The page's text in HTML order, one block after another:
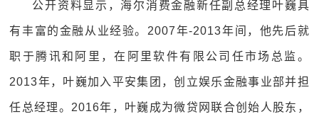
公开资料显示，海尔消费金融新任副总经理叶巍具
有丰富的金融从业经验。2007年-2013年间，他先后就
职于腾讯和阿里，在阿里软件有限公司任市场总监。
2013年，叶巍加入平安集团，创立娱乐金融事业部并担
任总经理。2016年，叶巍成为微贷网联合创始人股东，